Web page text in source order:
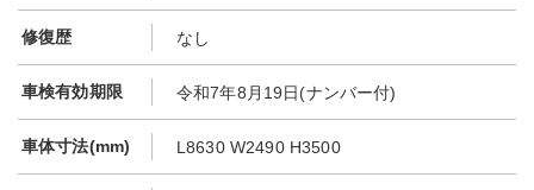
修復歴 なし
車検有効期限 令和7年8月19日(ナンバー付)
車体寸法(mm) L8630 W2490 H3500